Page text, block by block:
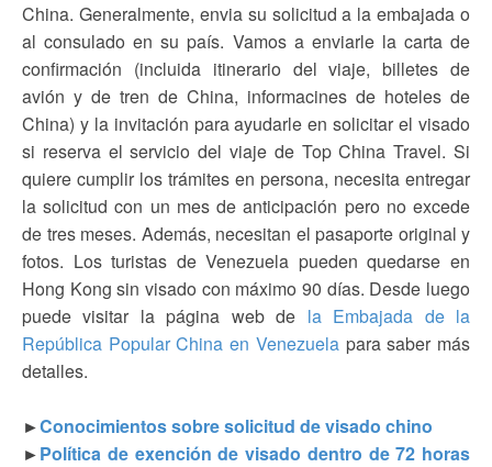
China. Generalmente, envia su solicitud a la embajada o
al consulado en su país. Vamos a enviarle la carta de
confirmación (incluida itinerario del viaje, billetes de
avión y de tren de China, informacines de hoteles de
China) y la invitación para ayudarle en solicitar el visado
si reserva el servicio del viaje de Top China Travel. Si
quiere cumplir los trámites en persona, necesita entregar
la solicitud con un mes de anticipación pero no excede
de tres meses. Además, necesitan el pasaporte original y
fotos. Los turistas de Venezuela pueden quedarse en
Hong Kong sin visado con máximo 90 días. Desde luego
puede visitar la página web de la Embajada de la
República Popular China en Venezuelapara saber más
detalles.
►Conocimientos sobre solicitud de visado chino
►Política de exención de visado dentro de 72 horas